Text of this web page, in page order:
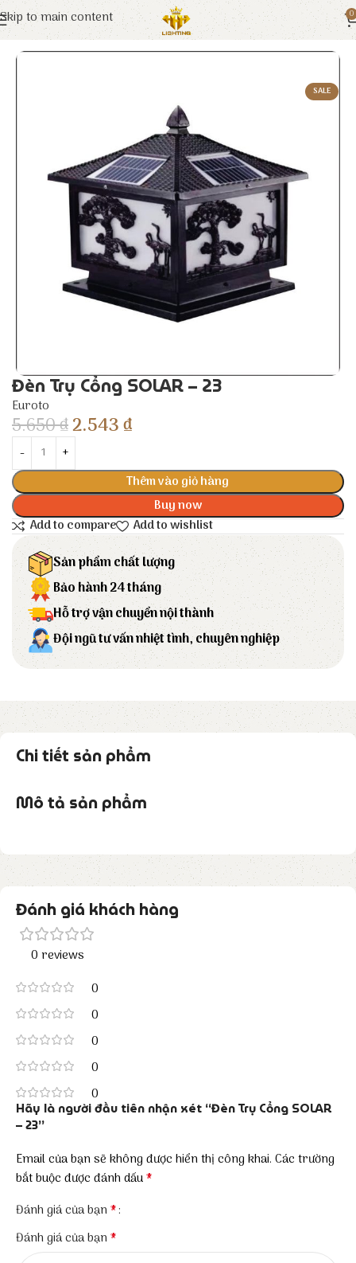
Skip to main content 0
Trang chủ Euroto Đèn Solar
SALE
Đèn Trụ Cổng SOLAR – 23
Euroto
5.650₫2.543₫
Thêm vào giỏ hàng
Buy now
Add to compare
Add to wishlist
Sản phẩm chất lượng
Bảo hành 24 tháng
Hỗ trợ vận chuyển nội thành
Đội ngũ tư vấn nhiệt tình, chuyên nghiệp
Chi tiết sản phẩm
Mô tả sản phẩm
Đánh giá khách hàng
0 reviews
0
0
0
0
0
Hãy là người đầu tiên nhận xét “Đèn Trụ Cổng SOLAR
– 23”
Email của bạn sẽ không được hiển thị công khai. Các trường
bắt buộc được đánh dấu*
Đánh giá của bạn*
Đánh giá của bạn*